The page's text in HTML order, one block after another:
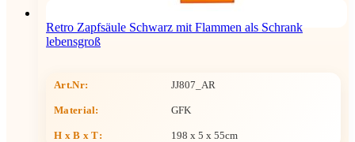
Retro Zapfsäule Schwarz mit Flammen als Schrank
lebensgroß
Art.Nr: JJ807_AR
Material: GFK
H x B x T: 198 x 5 x 55cm